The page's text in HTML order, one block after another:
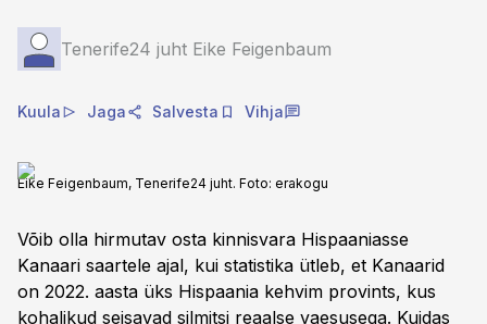
Tenerife24 juht Eike Feigenbaum
Kuula Jaga Salvesta Vihja
Eike Feigenbaum, Tenerife24 juht. Foto: erakogu
Võib olla hirmutav osta kinnisvara Hispaaniasse
Kanaari saartele ajal, kui statistika ütleb, et Kanaarid
on 2022. aasta üks Hispaania kehvim provints, kus
kohalikud seisavad silmitsi reaalse vaesusega. Kuidas